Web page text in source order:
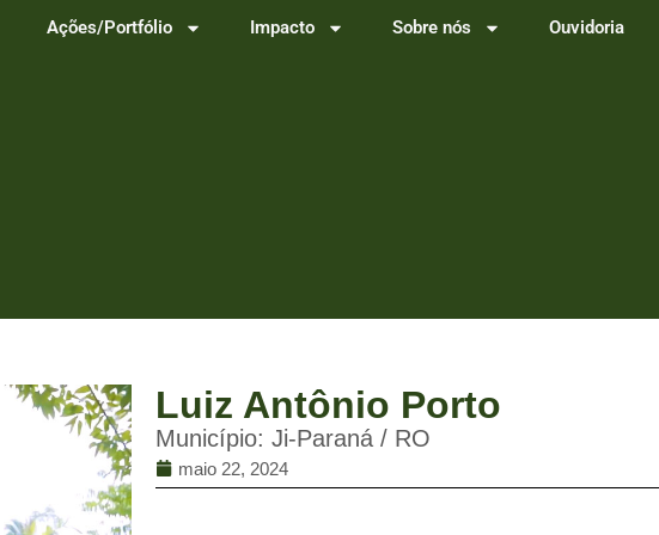
Ações/Portfólio Impacto Sobre nós Ouvidoria
Luiz Antônio Porto
Município: Ji-Paraná / RO
maio 22, 2024